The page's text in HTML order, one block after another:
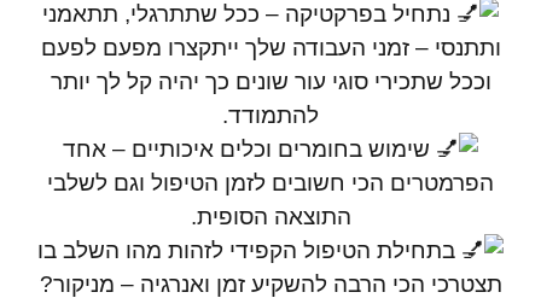
נתחיל בפרקטיקה – ככל שתתרגלי, תתאמני
ותתנסי – זמני העבודה שלך ייתקצרו מפעם לפעם
וככל שתכירי סוגי עור שונים כך יהיה קל לך יותר
להתמודד.
שימוש בחומרים וכלים איכותיים – אחד
הפרמטרים הכי חשובים לזמן הטיפול וגם לשלבי
התוצאה הסופית.
בתחילת הטיפול הקפידי לזהות מהו השלב בו
תצטרכי הכי הרבה להשקיע זמן ואנרגיה – מניקור?